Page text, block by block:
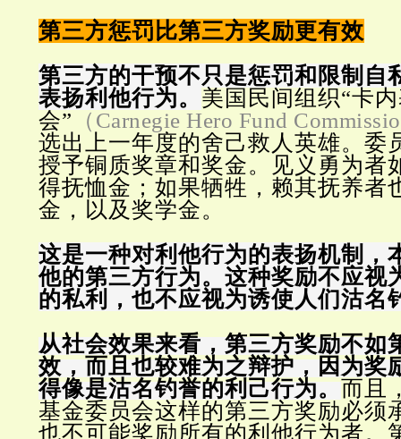
第三方惩罚比第三方奖励更有效
第三方的干预不只是惩罚和限制自
表扬利他行为。 美国民间组织“卡
会” （Carnegie Hero Fund
选出上一年度的舍己救人英雄。委
授予铜质奖章和奖金。见义勇为者
得抚恤金；如果牺牲，赖其抚养者
金，以及奖学金。
这是一种对利他行为的表扬机制，
他的第三方行为。这种奖励不应视
的私利，也不应视为诱使人们沽名
从社会效果来看，第三方奖励不如
效，而且也较难为之辩护，因为奖
得像是沽名钓誉的利己行为。而且
基金委员会这样的第三方奖励必须
也不可能奖励所有的利他行为者。